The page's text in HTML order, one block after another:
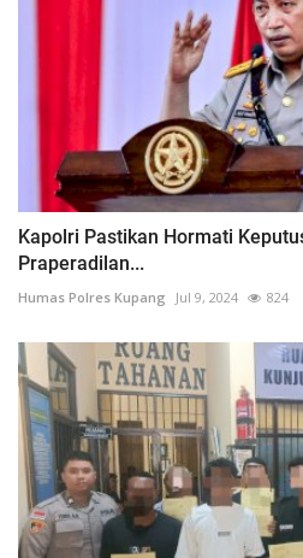
Kapolri Pastikan Hormati
Praperadilan...
Humas Polres Kupang Jul 9, 2024 824